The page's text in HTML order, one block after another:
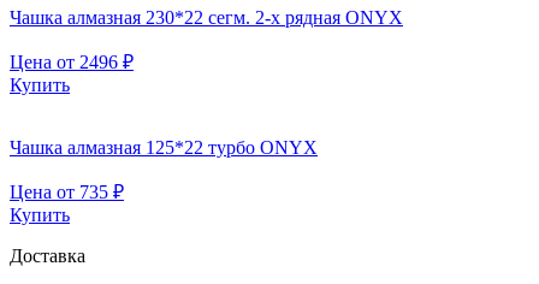
Чашка алмазная 230*22 сегм. 2-х рядная ONYX
Цена от 2496 ₽
Купить
Чашка алмазная 125*22 турбо ONYX
Цена от 735 ₽
Купить
Доставка